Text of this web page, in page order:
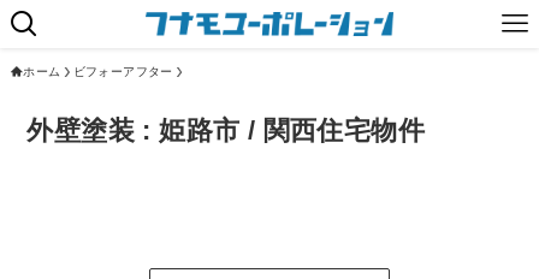
ホーム ビフォーアフター
外壁塗装 : 姫路市 / 関西住宅物件